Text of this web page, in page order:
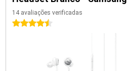
14 avaliações verificadas
4.5 estrelas